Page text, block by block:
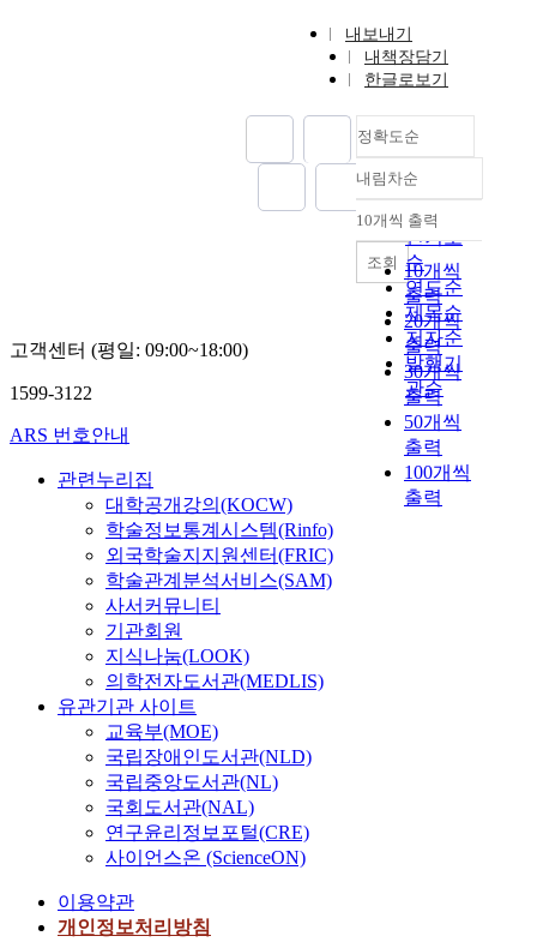
내보내기
내책장담기
한글로보기
정확도순
정확도
순
인기도
순
연도순
제목순
저자순
발행기
관순
내림차순
내림차순
10개씩 출력
10개씩
출력
20개씩
출력
30개씩
출력
50개씩
출력
100개씩
출력
조회
고객센터 (평일: 09:00~18:00)
1599-3122
ARS 번호안내
관련누리집
대학공개강의(KOCW)
학술정보통계시스템(Rinfo)
외국학술지지원센터(FRIC)
학술관계분석서비스(SAM)
사서커뮤니티
기관회원
지식나눔(LOOK)
의학전자도서관(MEDLIS)
유관기관 사이트
교육부(MOE)
국립장애인도서관(NLD)
국립중앙도서관(NL)
국회도서관(NAL)
연구윤리정보포털(CRE)
사이언스온 (ScienceON)
이용약관
개인정보처리방침